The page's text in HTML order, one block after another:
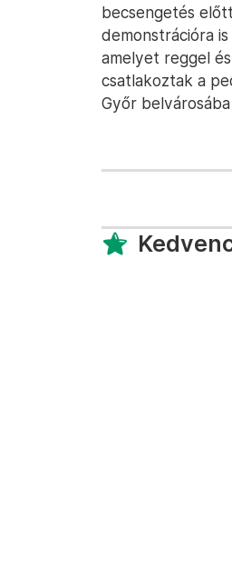
becsengetés
demonstrációra
amelyet reggel
csatlakoztak a
Győr